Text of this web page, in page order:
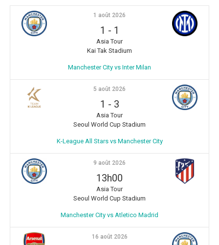
1 août 2026
1 - 1
Asia Tour
Kai Tak Stadium
Manchester City vs Inter Milan
5 août 2026
1 - 3
Asia Tour
Seoul World Cup Stadium
K-League All Stars vs Manchester City
9 août 2026
13h00
Asia Tour
Seoul World Cup Stadium
Manchester City vs Atletico Madrid
16 août 2026